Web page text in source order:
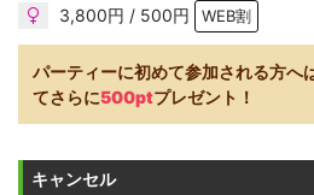
3,800円 / 500円 WEB割
パーティーに初めて参加される方へ
てさらに500ptプレゼント！
キャンセル